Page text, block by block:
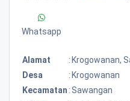
Whatsapp
Alamat : Krogowanan,
Desa
: Krogowanan
Kecamatan : Sawangan